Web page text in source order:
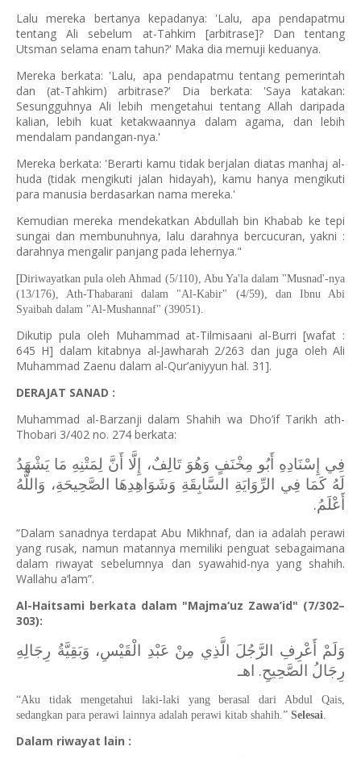
Lalu mereka bertanya kepadanya: 'Lalu, apa pendapatmu
tentang Ali sebelum at-Tahkim [arbitrase]? Dan tentang
Utsman selama enam tahun?' Maka dia memuji keduanya.
Mereka berkata: 'Lalu, apa pendapatmu tentang pemerintah
dan (at-Tahkim) arbitrase?' Dia berkata: 'Saya katakan:
Sesungguhnya Ali lebih mengetahui tentang Allah daripada
kalian, lebih kuat ketakwaannya dalam agama, dan lebih
mendalam pandangan-nya.'
Mereka berkata: 'Berarti kamu tidak berjalan diatas manhaj al-
huda (tidak mengikuti jalan hidayah), kamu hanya mengikuti
para manusia berdasarkan nama mereka.'
Kemudian mereka mendekatkan Abdullah bin Khabab ke tepi
sungai dan membunuhnya, lalu darahnya bercucuran, yakni :
darahnya mengalir panjang pada lehernya."
[Diriwayatkan pula oleh Ahmad (5/110), Abu Ya'la dalam "Musnad'-nya
(13/176), Ath-Thabarani dalam "Al-Kabir" (4/59), dan Ibnu Abi
Syaibah dalam "Al-Mushannaf" (39051).
Dikutip pula oleh Muhammad at-Tilmisaani al-Burri [wafat :
645 H] dalam kitabnya al-Jawharah 2/263 dan juga oleh Ali
Muhammad Zaenu dalam al-Qur’aniyyun hal. 31].
DERAJAT SANAD :
Muhammad al-Barzanji dalam Shahih wa Dho’if Tarikh ath-
Thobari 3/402 no. 274 berkata:
فِي إِسْنَادِهِ أَبُو مِخْنَفٍ وَهُوَ تَالِفٌ، إِلَّا أَنَّ لِمَتْنِهِ مَا يَشْهَدُ
لَهُ كَمَا فِي الرِّوَايَةِ السَّابِقَةِ وَشَوَاهِدِهَا الصَّحِيحَةِ، وَاللَّهُ
أَعْلَمُ.
“Dalam sanadnya terdapat Abu Mikhnaf, dan ia adalah perawi
yang rusak, namun matannya memiliki penguat sebagaimana
dalam riwayat sebelumnya dan syawahid-nya yang shahih.
Wallahu a‘lam”.
Al-Haitsami berkata dalam "Majma‘uz Zawa’id" (7/302–
303):
وَلَمْ أَعْرِفِ الرَّجُلَ الَّذِي مِنْ عَبْدِ الْقَيْسِ، وَبَقِيَّةُ رِجَالِهِ
رِجَالُ الصَّحِيحِ. اهـ
“Aku tidak mengetahui laki-laki yang berasal dari Abdul Qais,
sedangkan para perawi lainnya adalah perawi kitab shahih.” Selesai.
Dalam riwayat lain :